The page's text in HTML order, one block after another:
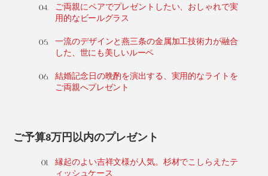
ご両親にペアでプレゼントしたい、おしゃれで実
用的なビールグラス
一流のデザインと燕三条の金属加工技術力が融合
した、世にも美しいルーペ
結婚記念日の晩酌を演出する、実用的なライトを
ご両親へプレゼント
ご予算3万円以内のプレゼント
縁起のよい吉祥文様が人気。杉材でこしらえたテ
ィッシュケース